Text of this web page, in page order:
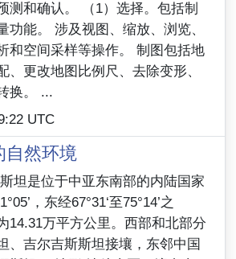
测和确认。 （1）选择。包括制
功能。 涉及视图、缩放、浏览、
和空间采样等操作。 制图包括地
、更改地图比例尺、去除变形、
换。 ...
UTC
自然环境
坦是位于中亚东南部的内陆国家
，东经67°31‘至75°14’之
14.31万平方公里。西部和北部分
、吉尔吉斯斯坦接壤，东邻中国